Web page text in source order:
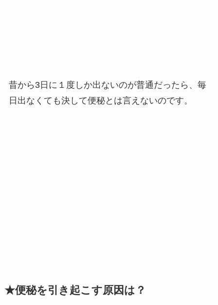
昔から3日に１度しか出ないのが普通だったら、毎
日出なくても決して便秘とは言えないのです。
★便秘を引き起こす原因は？